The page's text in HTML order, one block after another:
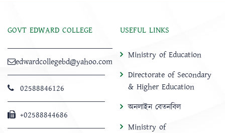
GOVT EDWARD COLLEGE
edwardcollegebd@yahoo.com
02588846126
+02588844686
USEFUL LINKS
Ministry of Education
Directorate of Secondary
& Higher Education
অনলাইন বেতনবিল
Ministry of